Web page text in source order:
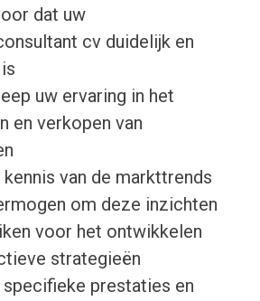
dat uw
cv duidelijk en
uw ervaring in het
en verkopen van
van de markttrends
om deze inzichten
voor het ontwikkelen
strategieën
specifieke prestaties en